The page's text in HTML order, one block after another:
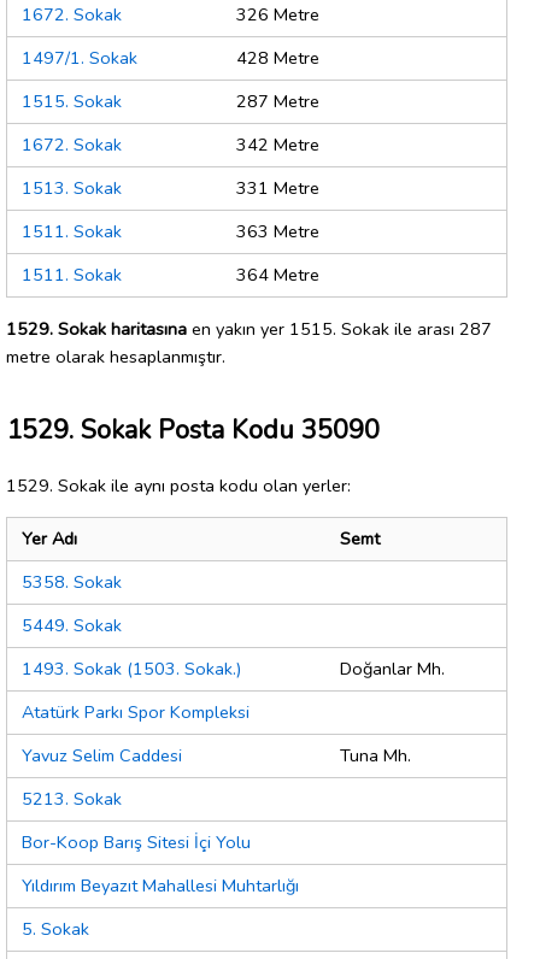
1672. Sokak
326 Metre
1497/1. Sokak
428 Metre
1515. Sokak
287 Metre
1672. Sokak
342 Metre
1513. Sokak
331 Metre
1511. Sokak
363 Metre
1511. Sokak
364 Metre
1529. Sokak haritasına en yakın yer 1515. Sokak ile arası 287
metre olarak hesaplanmıştır.
1529. Sokak Posta Kodu 35090
1529. Sokak ile aynı posta kodu olan yerler:
Yer Adı
Semt
5358. Sokak
5449. Sokak
1493. Sokak (1503. Sokak.)
Doğanlar Mh.
Atatürk Parkı Spor Kompleksi
Yavuz Selim Caddesi
Tuna Mh.
5213. Sokak
Bor-Koop Barış Sitesi İçi Yolu
Yıldırım Beyazıt Mahallesi Muhtarlığı
5. Sokak